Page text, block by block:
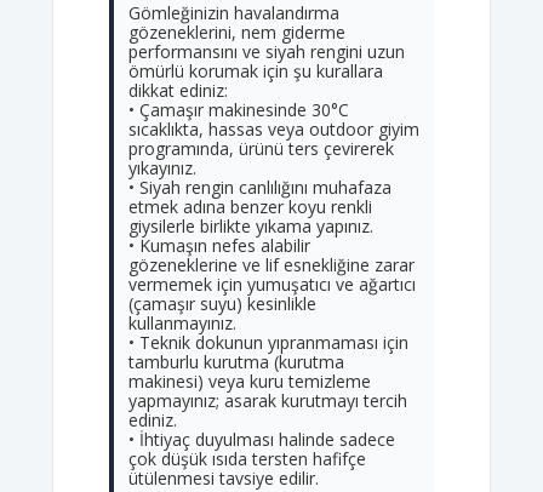
Gömleğinizin havalandırma
gözeneklerini, nem giderme
performansını ve siyah rengini uzun
ömürlü korumak için şu kurallara
dikkat ediniz:
• Çamaşır makinesinde 30°C
sıcaklıkta, hassas veya outdoor giyim
programında, ürünü ters çevirerek
yıkayınız.
• Siyah rengin canlılığını muhafaza
etmek adına benzer koyu renkli
giysilerle birlikte yıkama yapınız.
• Kumaşın nefes alabilir
gözeneklerine ve lif esnekliğine zarar
vermemek için yumuşatıcı ve ağartıcı
(çamaşır suyu) kesinlikle
kullanmayınız.
• Teknik dokunun yıpranmaması için
tamburlu kurutma (kurutma
makinesi) veya kuru temizleme
yapmayınız; asarak kurutmayı tercih
ediniz.
• İhtiyaç duyulması halinde sadece
çok düşük ısıda tersten hafifçe
ütülenmesi tavsiye edilir.